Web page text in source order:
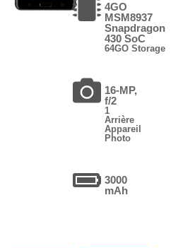
4GO
MSM8937
Snapdragon
430 SoC
64GO Storage
16-MP,
f/2
1
Arrière
Appareil
Photo
3000
mAh